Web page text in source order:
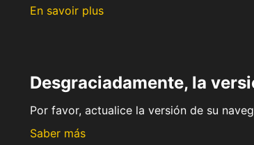
En savoir plus
Desgraciadamente, la
Por favor, actualice la versión de su
Saber más